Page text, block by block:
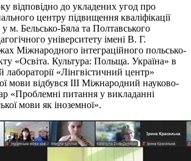
відповідно до укладених угод про
центру підвищення кваліфікації
м. Бельсько-Бяла та Полтавського
університету імені В. Г.
Міжнародного інтеграційного польсько-
«Освіта. Культура: Польща. Україна» в
лабораторії «Лінгвістичний центр»
мови відбувся ІІІ Міжнародний науково-
«Проблемні питання у викладанні
мови як іноземної».